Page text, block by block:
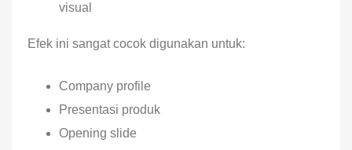
visual
Efek ini sangat cocok digunakan untuk:
Company profile
Presentasi produk
Opening slide